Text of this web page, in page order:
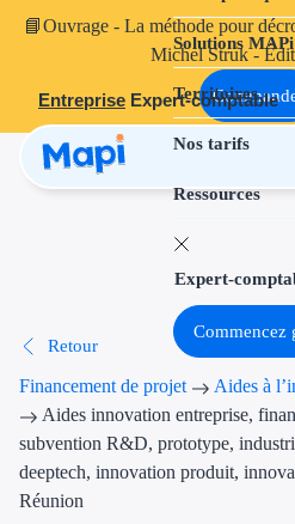
📘Ouvrage - La méthode pour
Michel Struk -
Entreprise Expert-comptable
Solutions MAPi
Territoires
Nos tarifs
Ressources
Expert-
Commencez
Retour
Financement de projet
Aides à
Aides innovation entreprise,
subvention R&D, prototype,
deeptech, innovation produit,
Réunion